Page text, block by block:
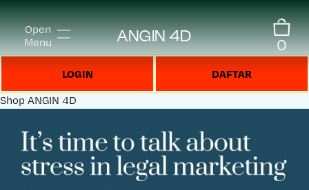
Open
Menu
ANGIN 4D 0
LOGIN DAFTAR
Shop ANGIN 4D